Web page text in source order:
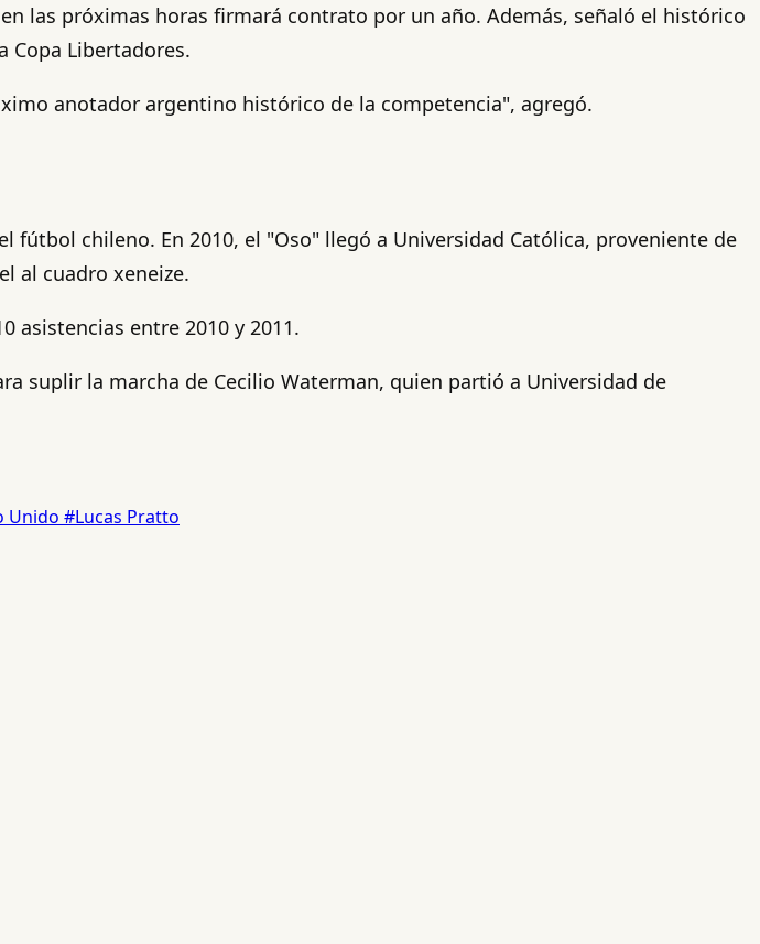
las próximas horas firmará contrato por un año. Además, señaló el histórico
Copa Libertadores.
anotador argentino histórico de la competencia", agregó.
chileno. En 2010, el "Oso" llegó a Universidad Católica, proveniente de
al cuadro xeneize.
asistencias entre 2010 y 2011.
suplir la marcha de Cecilio Waterman, quien partió a Universidad de
Unido #Lucas Pratto